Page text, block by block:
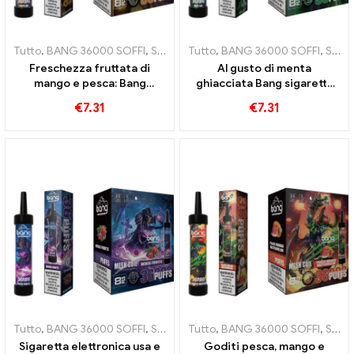
Tutto, BANG 36000 SOFFI, Sigarette elettroniche usa e getta ,
Freschezza fruttata di
mango e pesca: Bang
getta con 36000 treni per
€7.31
Tutto, BANG 36000 SOFFI, Sigarette elettroniche usa e getta
Al gusto di menta
ghiacciata Bang sigaretta
36000 Soffi e bobina in rete
€7.31
Tutto, BANG 36000 SOFFI, Sigarette elettroniche usa e getta ,
Sigaretta elettronica usa e
Tutto, BANG 36000 SOFFI, Sigarette elettroniche usa e getta
Goditi pesca, mango e